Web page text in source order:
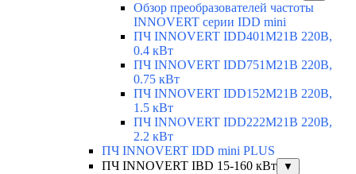
Обзор преобразователей частоты
INNOVERT серии IDD mini
ПЧ INNOVERT IDD401M21B 220В,
0.4 кВт
ПЧ INNOVERT IDD751M21B 220В,
0.75 кВт
ПЧ INNOVERT IDD152M21B 220В,
1.5 кВт
ПЧ INNOVERT IDD222M21B 220В,
2.2 кВт
ПЧ INNOVERT IDD mini PLUS
ПЧ INNOVERT IBD 15-160 кВт
▼